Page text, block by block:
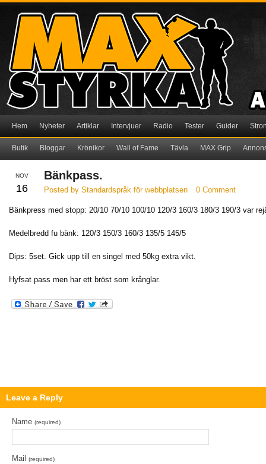
Hem Nyheter Artiklar Intervjuer Radio Tester Guider
Butik Bloggar Krönikor Wall of Fame Tävla MAX Grip
NOV
16
Bänkpass.
Posted by Standardspråk för webbplatsen 0 Comment
Bänkpress med stopp: 20/10 70/10 100/10 120/3 160/3 180/3 190/3 var
Medelbredd fu bänk: 120/3 150/3 160/3 135/5 145/5
Dips: 5set. Gick upp till en singel med 50kg extra vikt.
Hyfsat pass men har ett bröst som krånglar.
Leave a Reply
Name (required)
Mail (required)